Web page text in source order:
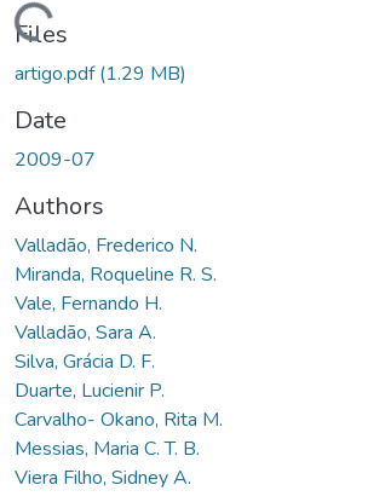
Files
artigo.pdf(1.29 MB)
Date
2009-07
Authors
Valladão, Frederico N.
Miranda, Roqueline R. S.
Vale, Fernando H.
Valladão, Sara A.
Silva, Grácia D. F.
Duarte, Lucienir P.
Carvalho- Okano, Rita M.
Messias, Maria C. T. B.
Viera Filho, Sidney A.